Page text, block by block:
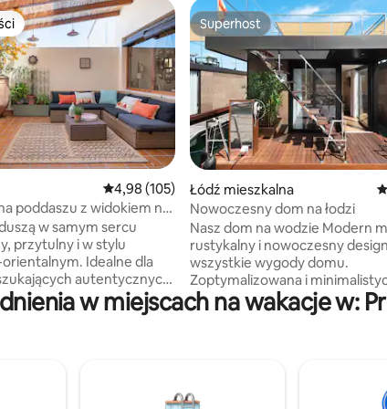
recenzji: 262
z kategorii Wybór gości
Średnia ocena: 4,98 na 5, liczba recenzji: 105
4,98 (105)
poddaszu z widokiem na
zabytkowe centrum.
w samym sercu
przytulny i w stylu
Idealne dla
autentycznych
miejsca do spania.
sypialnią, naturalnymi
placów i zakątków
Superhost
Superhost
Łódź mieszkalna
Nowoczesny dom na łodzi
Nasz dom na wodzie Modern
rustykalny i nowoczesny
wszystkie wygody domu.
Zoptymalizowana i
przestrzeń w pełni
na niezapomniane wakacje
W odległości kilku minut od
w miejscach na wakacje w: